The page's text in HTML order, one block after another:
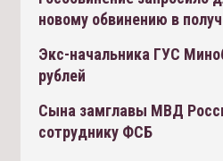
новому обвинению в
Экс-начальника ГУС
рублей
Сына замглавы МВД
сотруднику ФСБ